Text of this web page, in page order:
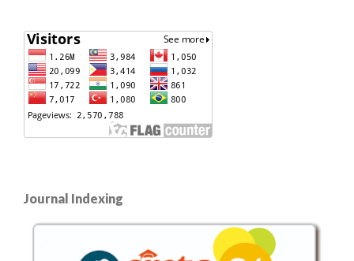
Journal Indexing